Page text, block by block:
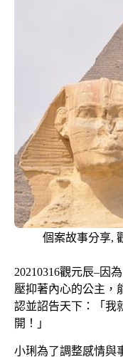
個案故事分享,
20210316觀元辰–因
壓抑著內心的公主，
認並詔告天下：「我
開！」
小琍為了調整感情與